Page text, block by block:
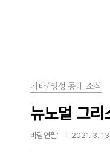
기타/영성 동네 소식
뉴노멀 그리
바람연필' 2021. 3.